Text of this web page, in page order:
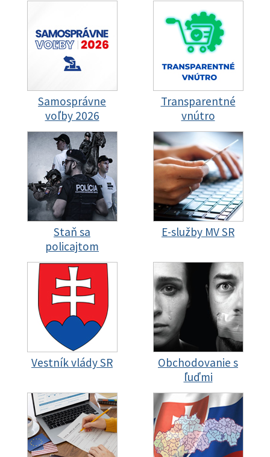
Samosprávne
voľby 2026
Transparentné
vnútro
Staň sa
policajtom
E-služby MV SR
Vestník vlády SR
Obchodovanie s
ľuďmi